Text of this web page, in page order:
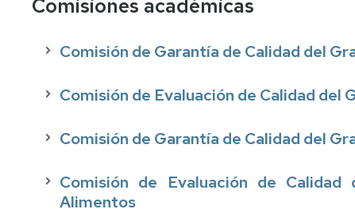
Cooperation
Comisiones académicas
Comisión de Garantía de Calidad del
Comisión de Evaluación de Calidad del
Comisión de Garantía de Calidad del
Comisión de Evaluación de
Alimentos